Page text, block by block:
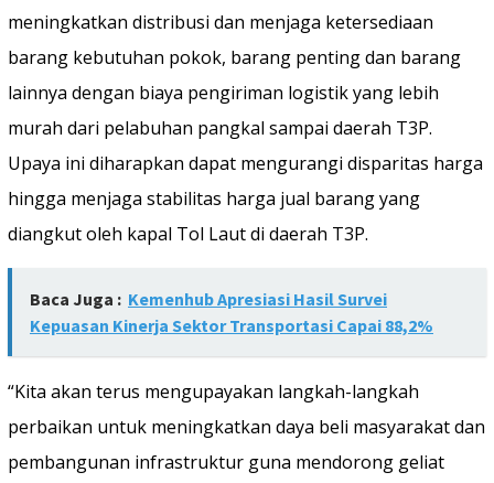
meningkatkan distribusi dan menjaga ketersediaan
barang kebutuhan pokok, barang penting dan barang
lainnya dengan biaya pengiriman logistik yang lebih
murah dari pelabuhan pangkal sampai daerah T3P.
Upaya ini diharapkan dapat mengurangi disparitas harga
hingga menjaga stabilitas harga jual barang yang
diangkut oleh kapal Tol Laut di daerah T3P.
Baca Juga : Kemenhub Apresiasi Hasil Survei
Kepuasan Kinerja Sektor Transportasi Capai 88,2%
“Kita akan terus mengupayakan langkah-langkah
perbaikan untuk meningkatkan daya beli masyarakat dan
pembangunan infrastruktur guna mendorong geliat